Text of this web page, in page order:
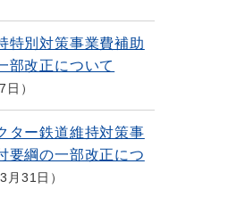
特別対策事業費補助
部改正について
日
ター鉄道維持対策事
要綱の一部改正につ
月31日